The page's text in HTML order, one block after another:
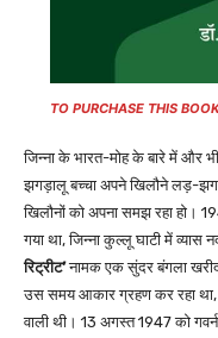
TO PURCHASE THIS
जिन्ना के भारत-मोह के बारे में और
झगड़ालू बच्चा अपने खिलौने लड़-
खिलौनों को अपना समझ रहा हो।
गया था, जिन्ना कुल्लू घाटी में
रिट्रीट’नामक एक सुंदर बंगला
उस समय आकार ग्रहण कर रहा था,
वाली थी। 13 अगस्त 1947 को